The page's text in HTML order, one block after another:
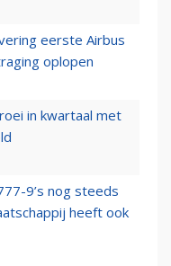
eerste Airbus
oplopen
in kwartaal met
9’s nog steeds
heeft ook